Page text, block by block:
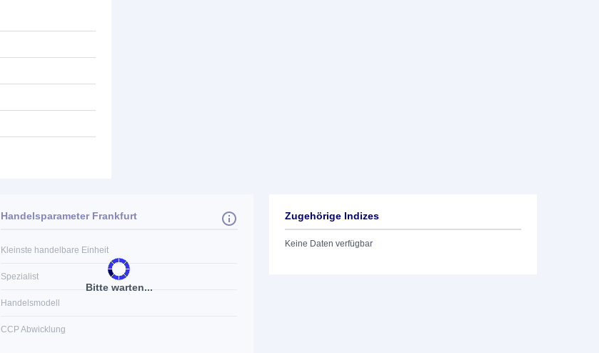
Bitte warten...
Handelsparameter Frankfurt
Kleinste handelbare Einheit
Spezialist
Handelsmodell
CCP Abwicklung
Zugehörige Indizes
Keine Daten verfügbar